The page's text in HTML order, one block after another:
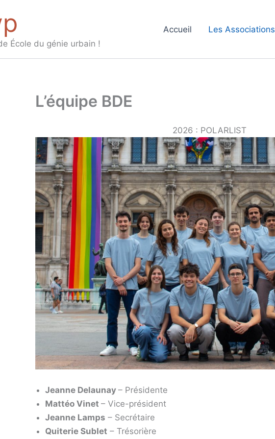
École du génie urbain !
Accueil Les Associations
L’équipe BDE
2026 : POLARLIST
Jeanne Delaunay – Présidente
Mattéo Vinet – Vice-président
Jeanne Lamps – Secrétaire
Quiterie Sublet – Trésorière